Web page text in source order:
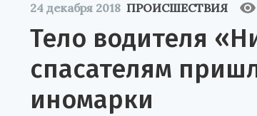
24 декабря 2018 ПРОИСШЕСТВИЯ
Тело водителя
спасателям
иномарки